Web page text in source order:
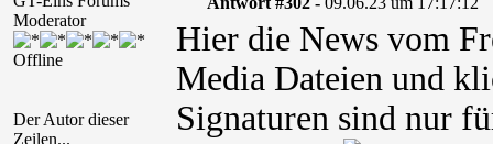
Moderator
Offline
Der Autor dieser
Zeilen...
Hier die News vom
Media Dateien und
Signaturen sind nur